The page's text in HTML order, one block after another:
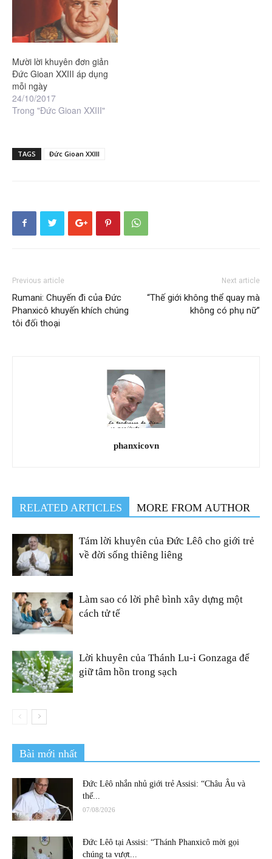
Mười lời khuyên đơn giản
Đức Gioan XXIII áp dụng
mỗi ngày
24/10/2017
Trong "Đức Gioan XXIII"
TAGS Đức Gioan XXIII
Previous article
Rumani: Chuyến đi của Đức
Phanxicô khuyến khích chúng
tôi đối thoại
Next article
“Thế giới không thể quay mà
không có phụ nữ”
phanxicovn
RELATED ARTICLES MORE FROM AUTHOR
Tám lời khuyên của Đức Lêô cho giới trẻ
về đời sống thiêng liêng
Làm sao có lời phê bình xây dựng một
cách tử tế
Lời khuyên của Thánh Lu-i Gonzaga để
giữ tâm hồn trong sạch
Bài mới nhất
Đức Lêô nhắn nhủ giới trẻ Assisi: “Châu Âu và
thế...
07/08/2026
Đức Lêô tại Assisi: “Thánh Phanxicô mời gọi
chúng ta vượt...